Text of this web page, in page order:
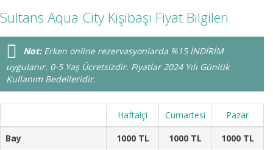
Sultans Aqua City Kişibaşı Fiyat Bilgileri
Not: Erken online rezervasyonlarda %15 İNDİRİM
uygulanır. 0-5 Yaş Ücretsizdir. Fiyatlar 2024 Yılı Günlük
Kullanım Bedelleridir.
Haftaiçi Cumartesi
Pazar
Bay
1000 TL 1000 TL
1000 TL